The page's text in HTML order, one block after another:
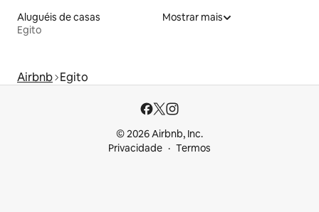
Aluguéis de casas
Egito
Mostrar mais
Airbnb Egito
© 2026 Airbnb, Inc.
Privacidade
Termos